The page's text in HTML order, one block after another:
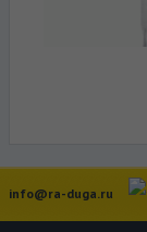
info@ra-duga.ru